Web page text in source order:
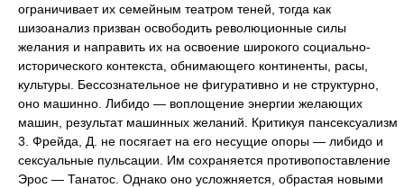
ограничивает их семейным театром теней, тогда как
шизоанализ призван освободить революционные силы
желания и направить их на освоение широкого социально-
исторического контекста, обнимающего континенты, расы,
культуры. Бессознательное не фигуративно и не структурно,
оно машинно. Либидо — воплощение энергии желающих
машин, результат машинных желаний. Критикуя пансексуализм
3. Фрейда, Д. не посягает на его несущие опоры — либидо и
сексуальные пульсации. Им сохраняется противопоставление
Эрос — Танатос. Однако оно усложняется, обрастая новыми